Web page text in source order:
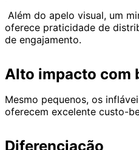
Além do apelo visual, um
oferece praticidade de
de engajamento.
Alto impacto com
Mesmo pequenos, os
oferecem excelente custo-
Diferenciação